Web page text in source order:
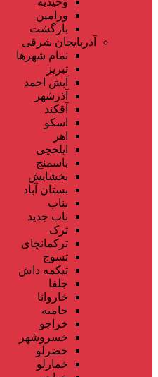
ورامین
بازگشت
آذربایجان شرقی
تمام شهر‌ها
تبریز
آبش احمد
آذرشهر
آقکند
اسکو
اهر
ایلخچی
باسمنج
بخشایش
بستان آباد
بناب
ناب جدید
ترک
ترکمانچای
تسوج
تیکمه داش
جلفا
خاروانا
خامنه
خراجو
خسروشهر
خضرلو
خمارلو